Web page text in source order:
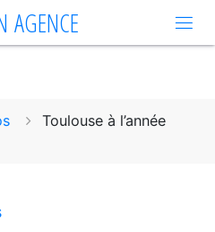
AGENCE
Toulouse à l’année